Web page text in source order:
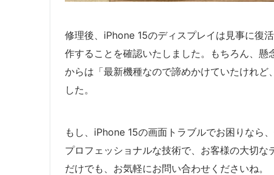
修理後、iPhone 15のディスプレイは見事に復
作することを確認いたしました。もちろん、
からは「最新機種なので諦めかけていたけれ
した。
もし、iPhone 15の画面トラブルでお困りなら
プロフェッショナルな技術で、お客様の大切
だけでも、お気軽にお問い合わせくださいね。